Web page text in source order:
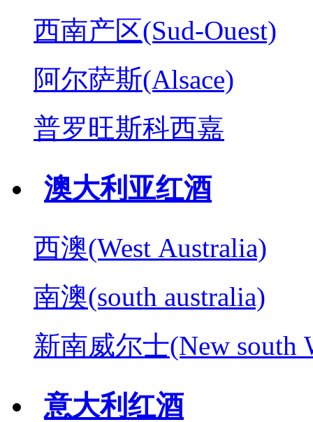
西南产区(Sud-Ouest)
阿尔萨斯(Alsace)
普罗旺斯科西嘉
澳大利亚红酒
西澳(West Australia)
南澳(south australia)
新南威尔士(New south
意大利红酒